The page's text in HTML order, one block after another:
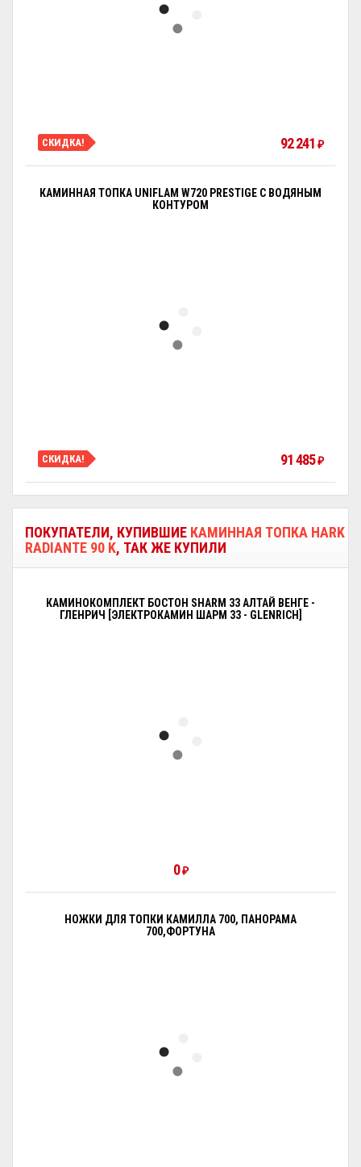
СКИДКА! 92 241 ₽
КАМИННАЯ ТОПКА UNIFLAM W720 PRESTIGE С ВОДЯНЫМ
КОНТУРОМ
СКИДКА! 91 485₽
ПОКУПАТЕЛИ, КУПИВШИЕ КАМИННАЯ ТОПКА HARK
RADIANTE 90 K, ТАК ЖЕ КУПИЛИ
КАМИНОКОМПЛЕКТ БОСТОН SHARM 33 АЛТАЙ ВЕНГЕ -
ГЛЕНРИЧ [ЭЛЕКТРОКАМИН ШАРМ 33 - GLENRICH]
0₽
НОЖКИ ДЛЯ ТОПКИ КАМИЛЛА 700, ПАНОРАМА
700,ФОРТУНА